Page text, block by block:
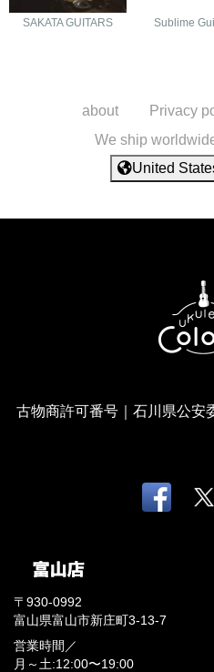
SAKATA GUITARS Sublime
about Privacy
We ship
United
古物商許可番号｜石川県公安
〒930-0992
富山県富山市新庄町3-13-7
営業時間／
月～土:12:00〜19:00